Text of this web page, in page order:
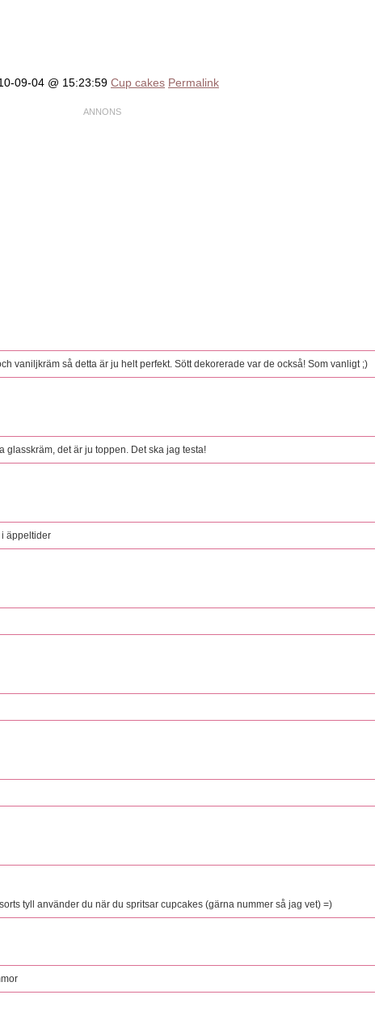
09-04 @ 15:23:59 Cup cakes Permalink
vaniljkräm så detta är ju helt perfekt. Sött dekorerade var de också! Som vanligt ;)
glasskräm, det är ju toppen. Det ska jag testa!
i äppeltider
tyll använder du när du spritsar cupcakes (gärna nummer så jag vet) =)